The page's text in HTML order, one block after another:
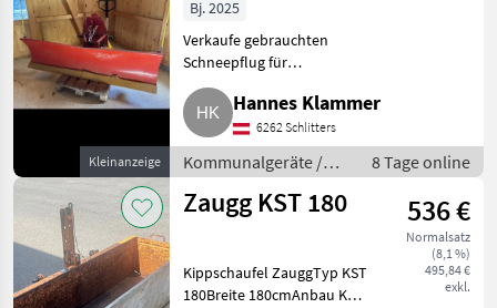
Kleinanzeige
Bj. 2025
Verkaufe gebrauchten
Schneepflug für
Dreipunktanbau, voll
funktionsfähig, li., re.
schwenkbar, war auf einem
Mähtrac montiert. Preis auf
Anfrage. Kommunalgeräte Wint
Hannes Klammer
6262 Schlitters
Kommunalgeräte /
Winterdienst
8 Tage online
Zaugg KST 180 536 €
Normalsatz
(8,1 %)
495,84 €
exkl.
Kippschaufel ZauggTyp KST
180Breite 180cmAnbau Kat.